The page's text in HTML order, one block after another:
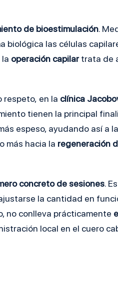
de bioestimulación.
biológica las células
la operación capilar trata de
respeto, en la clínica
tienen la principal
espeso, ayudando así a la
más hacia la regeneración
concreto de sesiones.
la cantidad en
no conlleva prácticamente
local en el cuero